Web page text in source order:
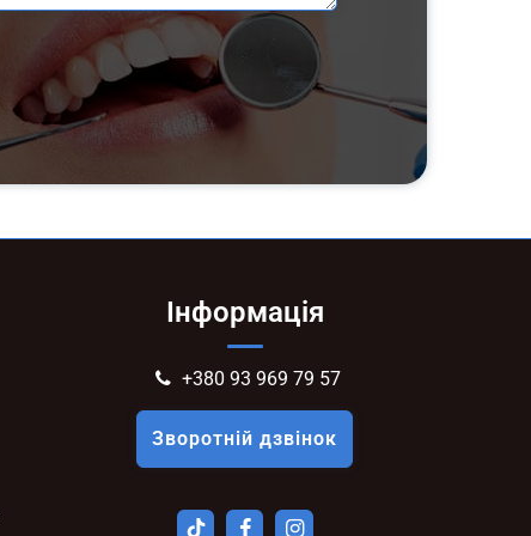
Інформація
+380 93 969 79 57
Зворотній дзвінок